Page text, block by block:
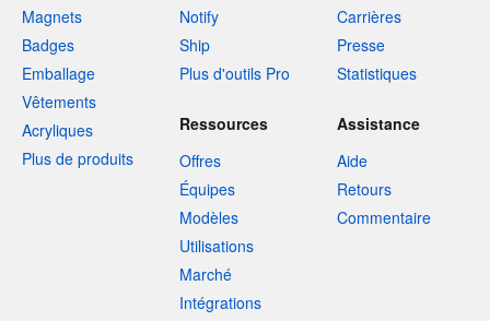
Magnets
Badges
Emballage
Vêtements
Acryliques
Plus de produits
Notify
Ship
Plus d'outils Pro
Carrières
Presse
Statistiques
Ressources
Offres
Équipes
Modèles
Utilisations
Marché
Intégrations
Assistance
Aide
Retours
Commentaire